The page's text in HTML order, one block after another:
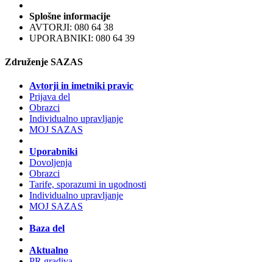
Splošne informacije
AVTORJI: 080 64 38
UPORABNIKI: 080 64 39
Združenje SAZAS
Avtorji in imetniki pravic
Prijava del
Obrazci
Individualno upravljanje
MOJ SAZAS
Uporabniki
Dovoljenja
Obrazci
Tarife, sporazumi in ugodnosti
Individualno upravljanje
MOJ SAZAS
Baza del
Aktualno